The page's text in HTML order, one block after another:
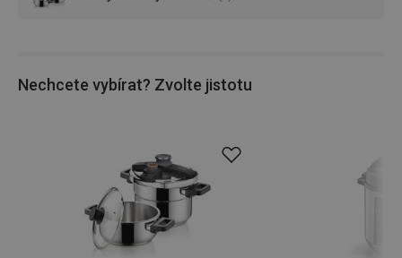
Nechcete vybírat? Zvolte jistotu